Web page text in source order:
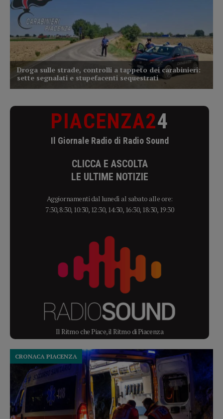
PIACENZA24
Il Giornale Radio di Radio Sound
CLICCA E ASCOLTA
LE ULTIME NOTIZIE
Aggiornamenti dal lunedì al sabato alle ore:
7:30, 8:30, 10:30, 12:30, 14:30, 16:30, 18:30, 19:30
Il Ritmo che Piace, il Ritmo di Piacenza
CRONACA PIACENZA